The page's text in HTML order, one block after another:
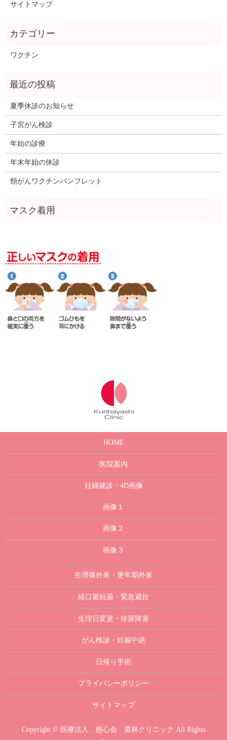
サイトマップ
ワクチン
夏季休診のお知らせ
子宮がん検診
年始の診療
年末年始の休診
頸がんワクチンパンフレット
HOME
医院案内
妊婦健診・4D画像
画像１
画像２
画像３
生理痛外来・更年期外来
経口避妊薬・緊急避妊
生理日変更・排尿障害
がん検診・妊娠中絶
日帰り手術
プライバシーポリシー
サイトマップ
Copyright © 医療法人 慈心会 栗林クリニック All Rights